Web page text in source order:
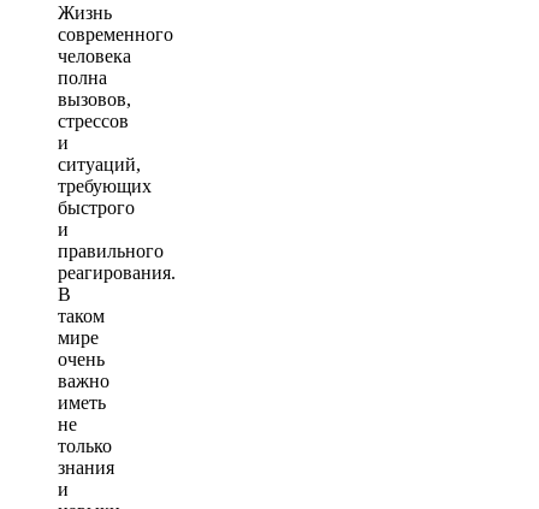
Жизнь
современного
человека
полна
вызовов,
стрессов
и
ситуаций,
требующих
быстрого
и
правильного
реагирования.
В
таком
мире
очень
важно
иметь
не
только
знания
и